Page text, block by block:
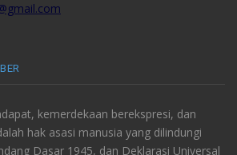
kemerdekaan berekspresi, dan
hak asasi manusia yang dilindungi
Dasar 1945, dan Deklarasi Universal